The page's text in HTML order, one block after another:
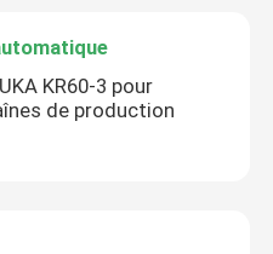
KR60-3 pour
de production